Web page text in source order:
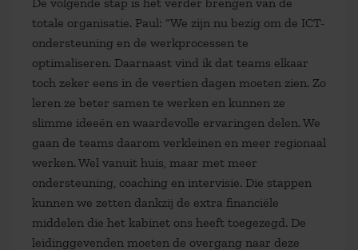
totale organisatie. Paul: “We zijn nu bezig om de ICT-
ondersteuning en de werkprocessen te
optimaliseren. Daarnaast vind ik dat teams elkaar
toch zeker eens in de veertien dagen moeten zien. Zo
leren ze beter samen te werken en kunnen ze
slimme ideeën en waardevolle ervaringen delen. We
gaan de teams daarom verkleinen en meer regionaal
werken. Wel vanuit huis, maar met meer
ondersteuning, coaching en intervisie. Die stappen
kunnen we zetten dankzij de extra financiële
middelen die het kabinet ons heeft toegezegd. De
leidinggevenden moeten de overgang naar deze